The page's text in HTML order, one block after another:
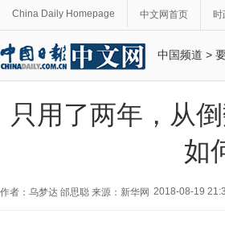
China Daily Homepage 中文网首页 时
中国频道 >
只用了两年，从
如
作者：乌梦达 邰思聪 来源：新华网 2018-08-19